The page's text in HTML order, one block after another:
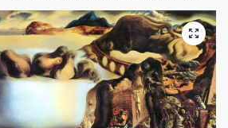
🔍